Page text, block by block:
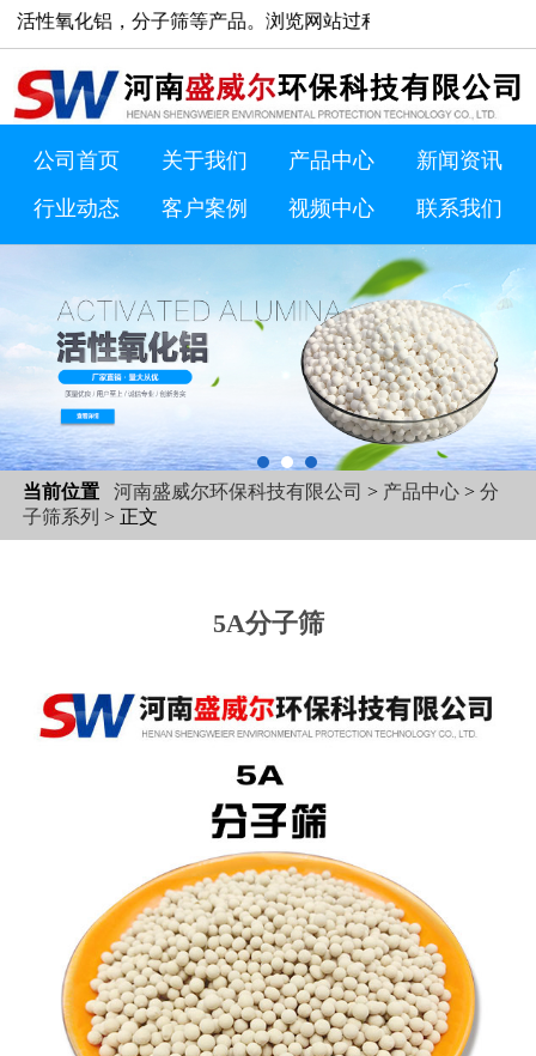
化铝，分子筛等产品。浏览网站过程中如有疑问欢迎致电
公司首页 关于我们 产品中心
新闻资讯
行业动态
客户案例 视频中心 联系我们
当前位置 河南盛威尔环保科技有限公司 > 产品中心 >分
子筛系列 > 正文
5A分子筛